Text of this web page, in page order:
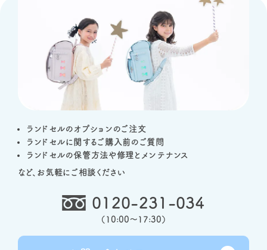
ランドセルのオプションのご注文
ランドセルに関するご購入前のご質問
ランドセルの保管方法や修理とメンテナンス
など、お気軽にご相談ください
0120-231-034
（ 10:00～17:30 ）